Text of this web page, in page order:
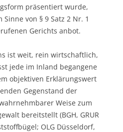
präsentiert wurde,
von § 9 Satz 2 Nr. 1
Gerichts anbot.
ist weit, rein wirtschaftlich,
jede im Inland begangene
objektiven Erklärungswert
Gegenstand der
Weise zum
bereitstellt (BGH, GRUR
OLG Düsseldorf,